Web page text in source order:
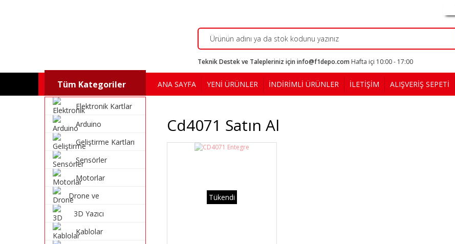
Teknik Destek ve Talepleriniz için info@f1depo.com Hafta içi 10:00 - 17:00
Tüm Kategoriler
Elektronik Kartlar
Arduino
Geliştirme Kartları
Sensörler
Motorlar
Drone ve
Malzemeleri
3D Yazıcı
Kablolar
ANA SAYFA YENİ ÜRÜNLER İNDİRİMLİ ÜRÜNLER İLETİŞİM ALIŞVERİŞ SEPETİ
Cd4071 Satın Al
Tükendi